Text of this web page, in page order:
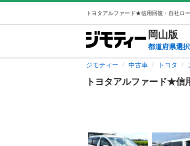
岡山版
都道府県選択
ジモティー 中古車 トヨタ
トヨタアルファード★信